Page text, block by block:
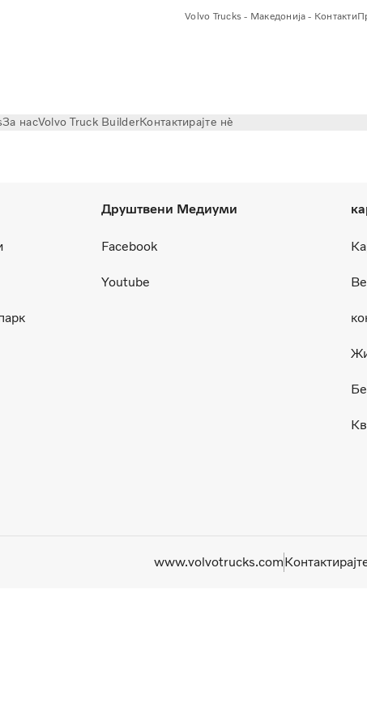
Volvo Trucks - Македонија - Контакти
За насVolvo Truck BuilderКонтактирајте нѐ
Друштвени Медиуми
Facebook
Youtube
www.volvotrucks.com